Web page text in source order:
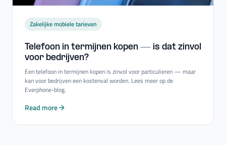
Zakelijke mobiele tarieven
Telefoon in termijnen kopen — is dat zinvol
voor bedrijven?
Een telefoon in termijnen kopen is zinvol voor particulieren — maar
kan voor bedrijven een kostenval worden. Lees meer op de
Everphone-blog.
Read more